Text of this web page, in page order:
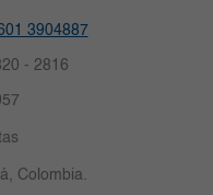
3904887
- 2816
Colombia.